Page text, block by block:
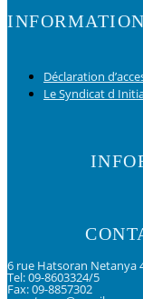
Déclaration
Le Syndicat d
6 rue Hatsoran Netanya
Tel: 09-8603324/5
Fax: 09-8857302